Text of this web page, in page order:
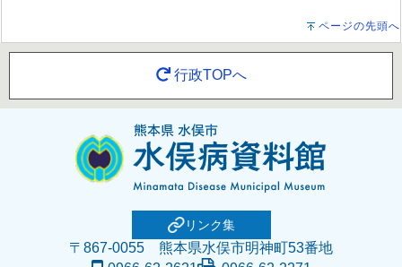
ページの先頭へ
行政TOPへ
リンク集
〒867-0055 熊本県水俣市明神町53番地